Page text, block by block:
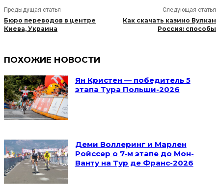
Предыдущая статья
Бюро переводов в центре
Киева, Украина
Следующая статья
Как скачать казино Вулкан
Россия: способы
ПОХОЖИЕ НОВОСТИ
Ян Кристен — победитель 5
этапа Тура Польши-2026
Деми Воллеринг и Марлен
Ройссер о 7-м этапе до Мон-
Ванту на Тур де Франс-2026